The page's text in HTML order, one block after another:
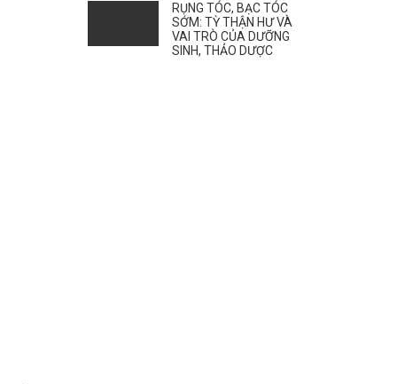
bệnh
RỤNG TÓC, BẠC TÓC
SỚM: TỲ THẬN HƯ VÀ
VAI TRÒ CỦA DƯỠNG
SINH, THẢO DƯỢC